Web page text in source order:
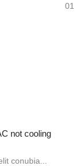
01
not cooling
conubia...